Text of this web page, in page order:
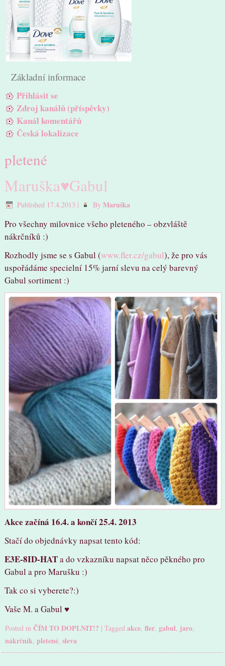
Základní informace
Přihlásit se
Zdroj kanálů (příspěvky)
Kanál komentářů
Česká lokalizace
pletené
Maruška♥Gabul
Published 17.4.2013 | By Maruška
Pro všechny milovnice všeho pleteného – obzvláště
nákrčníků :)
Rozhodly jsme se s Gabul (www.fler.cz/gabul), že pro vás
uspořádáme specielní 15% jarní slevu na celý barevný
Gabul sortiment :)
Akce začíná 16.4. a končí 25.4. 2013
Stačí do objednávky napsat tento kód:
E3E-8ID-HATa do vzkazníku napsat něco pěkného pro
Gabul a pro Marušku :)
Tak co si vyberete?:)
Vaše M. a Gabul ♥
Posted in ČÍM TO DOPLNIT!? |Tagged akce,fler,gabul, jaro,
nákrčník,pletené,sleva